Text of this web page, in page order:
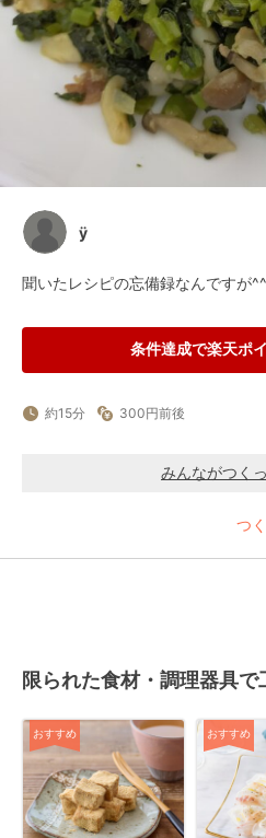
ÿ
聞いたレシピの忘備録なんですが
条件達成で楽天ポ
約15分 300円前後
みんながつく
つ
限られた食材・調理器具
おすすめ おすすめ